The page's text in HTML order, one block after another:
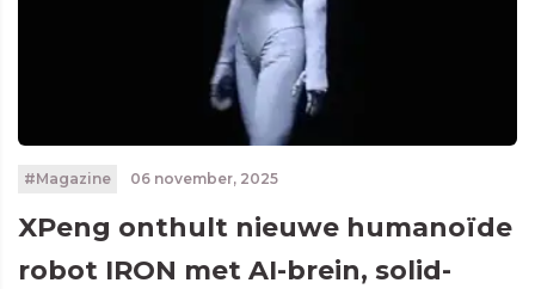
#Magazine 06 november, 2025
XPeng onthult nieuwe humanoïde
robot IRON met AI-brein, solid-